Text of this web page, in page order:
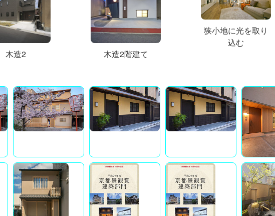
木造2 木造2階建て
狭小地に光を取り
込む